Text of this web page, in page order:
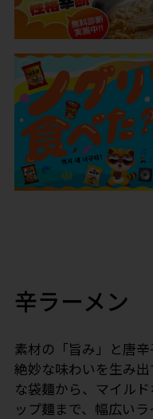
辛ラーメン
素材の「旨み」と唐
絶妙な味わいを生み
な袋麺から、マイル
ップ麺まで、幅広いラ